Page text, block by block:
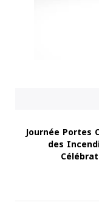
Journée Portes
des